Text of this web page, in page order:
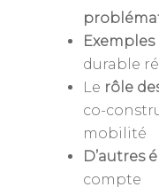
Exemples
durable
Le rôle
co-
mobilité
D’autres
compte